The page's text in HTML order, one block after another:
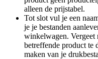
alleen de prijstabel.
Tot slot vul je een
je je bestanden
winkelwagen. Vergeet
betreffende product te
maken van je